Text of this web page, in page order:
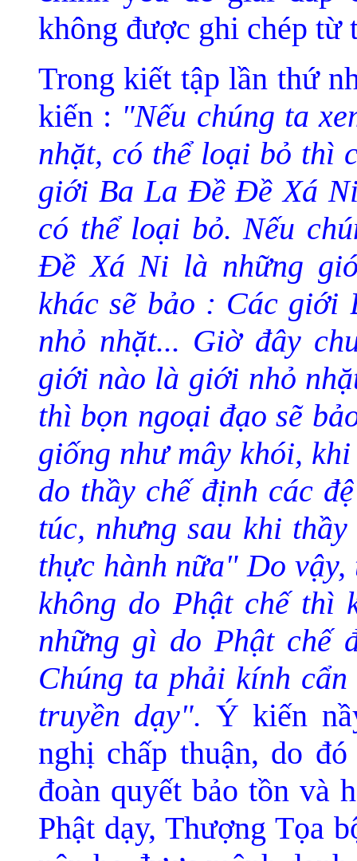
không được ghi chép từ
Trong kiết tập lần thứ
kiến : "Nếu chúng ta
nhặt, có thể loại bỏ thì
giới Ba La Ðề Ðề Xá
có thể loại bỏ. Nếu
Ðề Xá Ni là những
khác sẽ bảo : Các
nhỏ nhặt... Giờ đây
giới nào là giới nhỏ
thì bọn ngoại đạo sẽ
giống như mây khói,
do thầy chế định các
túc, nhưng sau khi
thực hành nữa" Do
không do Phật chế thì
những gì do Phật chế
Chúng ta phải kính
truyền dạy". Ý kiến
nghị chấp thuận, do
đoàn quyết bảo tồn và
Phật dạy, Thượng Tọa